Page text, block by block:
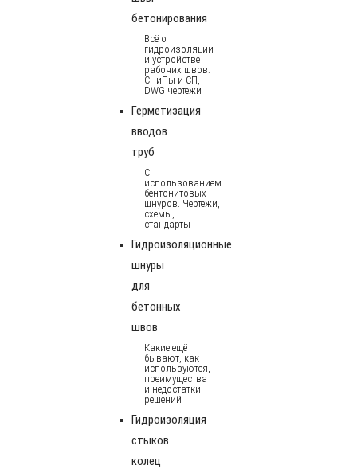
бетонирования
Всё о
гидроизоляции
и устройстве
рабочих швов:
СНиПы и СП,
DWG чертежи
Герметизация
вводов
труб
С
использованием
бентонитовых
шнуров. Чертежи,
схемы,
стандарты
Гидроизоляционные
шнуры
для
бетонных
швов
Какие ещё
бывают, как
используются,
преимущества
и недостатки
решений
Гидроизоляция
стыков
колец